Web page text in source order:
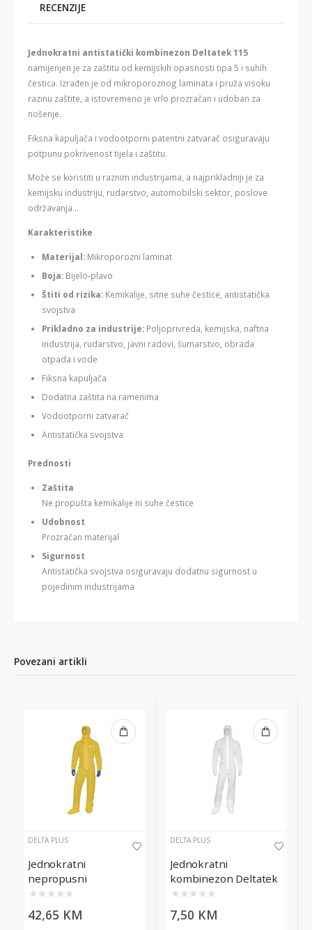
RECENZIJE
Jednokratni antistatički kombinezon Deltatek 115
namijenjen je za zaštitu od kemijskih opasnosti tipa 5 i suhih
čestica. Izrađen je od mikroporoznog laminata i pruža visoku
razinu zaštite, a istovremeno je vrlo prozračan i udoban za
nošenje.
Fiksna kapuljača i vodootporni patentni zatvarač osiguravaju
potpunu pokrivenost tijela i zaštitu.
Može se koristiti u raznim industrijama, a najprikladniji je za
kemijsku industriju, rudarstvo, automobilski sektor, poslove
održavanja...
Karakteristike
Materijal: Mikroporozni laminat
Boja: Bijelo-plavo
Štiti od rizika: Kemikalije, sitne suhe čestice, antistatička
svojstva
Prikladno za industrije: Poljoprivreda, kemijska, naftna
industrija, rudarstvo, javni radovi, šumarstvo, obrada
otpada i vode
Fiksna kapuljača
Dodatna zaštita na ramenima
Vodootporni zatvarač
Antistatička svojstva
Prednosti
Zaštita
Ne propušta kemikalije ni suhe čestice
Udobnost
Prozračan materijal
Sigurnost
Antistatička svojstva osiguravaju dodatnu sigurnost u
pojedinim industrijama
Povezani artikli
DELTA PLUS
Jednokratni
nepropusni
kombinezon
Deltachem žuti,
veličina L
★ ★ ★ ★ ★
42,65 KM
DELTA PLUS
Jednokratni
kombinezon Deltatek
215, veličina L
★ ★ ★ ★ ★
7,50 KM